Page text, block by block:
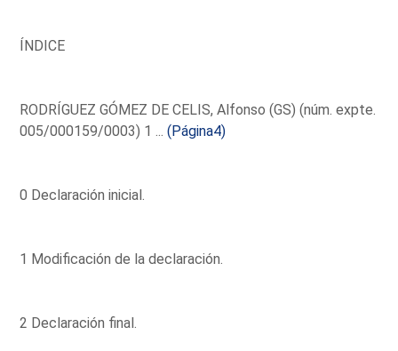
ÍNDICE
RODRÍGUEZ GÓMEZ DE CELIS, Alfonso (GS) (núm. expte.
005/000159/0003) 1 ...(Página4)
0 Declaración inicial.
1 Modificación de la declaración.
2 Declaración final.